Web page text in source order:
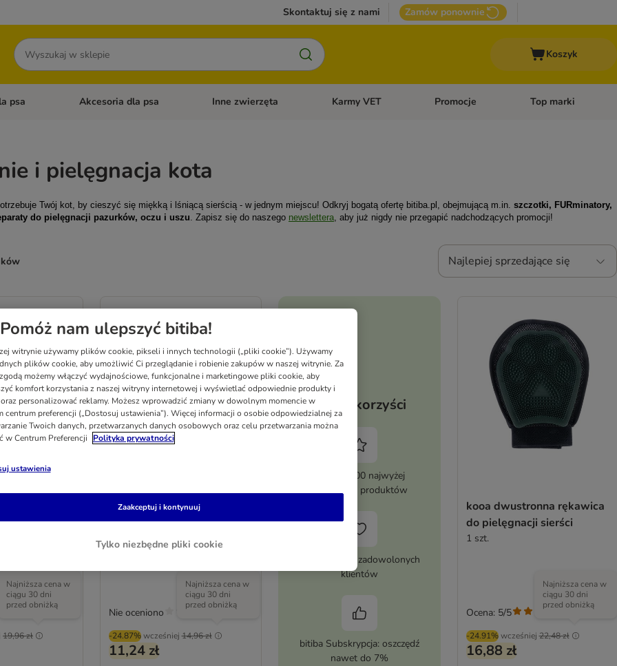
Skontaktuj się z nami Zamów ponownie
Szukaj
Koszyk
kategorii: Akcesoria dla kota
psa Otwórz menu kategorii: Karma dla psa
Akcesoria dla psa Otwórz menu kategorii: Akcesoria dla psa
Inne zwierzęta Otwórz menu kategorii: Inne zwierzęta
Karmy VET Otwórz menu kategorii: Karmy VET
Promocje Otwórz menu
Top marki
i pielęgnacja kota
Twój kot, by cieszyć się miękką i lśniącą sierścią - w jednym miejscu! Odkryj bogatą ofertę bitiba.pl, obejmującą m.in. szczotki, FURminatory,
do pielęgnacji pazurków, oczu i uszu. Zapisz się do naszego newslettera, aby już nigdy nie przegapić nadchodzących promocji!
Najlepiej sprzedające się
płatki
i kotów
19,96 zł
Najniższa cena w
ciągu 30 dni
przed obniżką
Trixie płatki do pielęgnacji
uszu
50 płatków do pielęgnacji uszu
-24.87% wcześniej 14,96 zł
Najniższa cena w
ciągu 30 dni
przed obniżką
11,24 zł
Nie oceniono
Twoje korzyści
Ponad 8000 najwyżej
ocenianych produktów
Ponad milion zadowolonych
klientów
bitiba Subskrypcja: oszczędź
nawet do 7%
kooa dwustronna rękawica
do pielęgnacji sierści
1 szt.
-24.91% wcześniej 22,48 zł
Najniższa cena w
ciągu 30 dni
przed obniżką
16,88 zł
Ocena: 5/5
Pomóż nam ulepszyć bitiba!
witrynie używamy plików cookie, pikseli i innych technologii („pliki cookie”). Używamy
plików cookie, aby umożliwić Ci przeglądanie i robienie zakupów w naszej witrynie. Za
możemy włączyć wydajnościowe, funkcjonalne i marketingowe pliki cookie, aby
komfort korzystania z naszej witryny internetowej i wyświetlać odpowiednie produkty i
personalizować reklamy. Możesz wprowadzić zmiany w dowolnym momencie w
centrum preferencji („Dostosuj ustawienia”). Więcej informacji o osobie odpowiedzialnej za
Twoich danych, przetwarzanych danych osobowych oraz celu przetwarzania można
w Centrum Preferencji
Polityka prywatności
ustawienia
Tylko niezbędne pliki cookie
Zaakceptuj i kontynuuj